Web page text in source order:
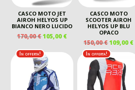
CASCO MOTO JET
AIROH HELYOS UP
BIANCO NERO LUCIDO
170,00€IL
ORIGINALE
ERA:
170,00 €.
105,00€IL
PREZZO
ATTUALE
105,00 €.
CASCO MOTO
SCOOTER AIROH
HELYOS UP BLU
OPACO
150,00€IL
PREZZO
ERA:
150,00 €.
109,00€IL
In offerta! In offerta!